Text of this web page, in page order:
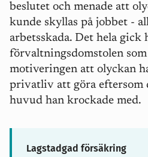
beslutet och menade att
kunde skyllas på jobbet -
arbetsskada. Det hela gick
förvaltningsdomstolen
motiveringen att olyckan
privatliv att göra eftersom
huvud han krockade med.
Lagstadgad försäkring